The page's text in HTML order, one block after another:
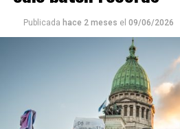
Publicada hace 2 meses el 09/06/2026